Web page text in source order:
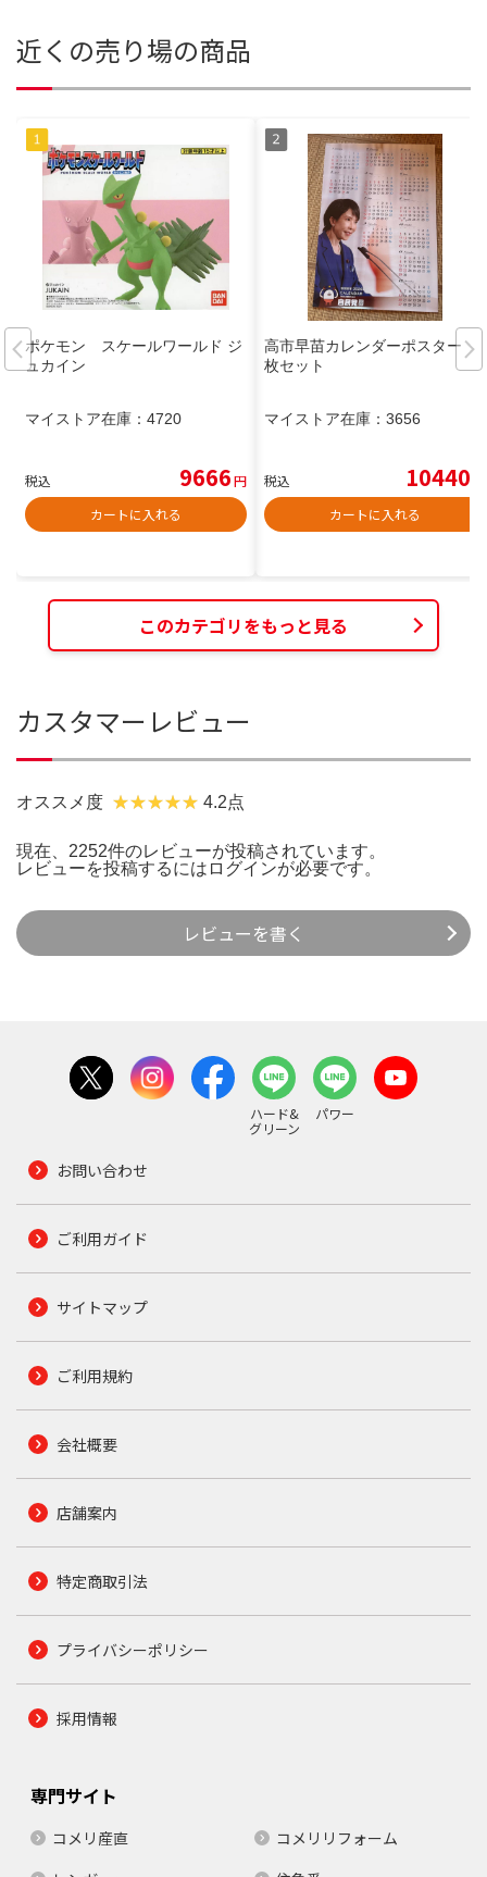
近くの売り場の商品
ポケモン スケールワールド ジ
ュカイン
マイストア在庫： 4720
税込 9666円
カートに入れる
高市早苗カレンダーポスター 3
枚セット
マイストア在庫： 3656
税込 10440
カートに入れる
このカテゴリをもっと見る
カスタマーレビュー
オススメ度 4.2点
現在、2252件のレビューが投稿されています。
レビューを投稿するには ログインが必要です。
レビューを書く
ハード&
グリーン
パワー
お問い合わせ
ご利用ガイド
サイトマップ
ご利用規約
会社概要
店舗案内
特定商取引法
プライバシーポリシー
採用情報
専門サイト
コメリ産直
コメリリフォーム